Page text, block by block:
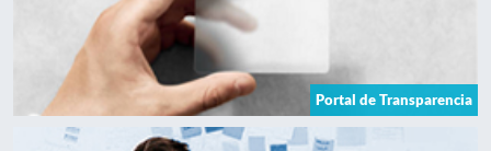
Portal de Transparencia